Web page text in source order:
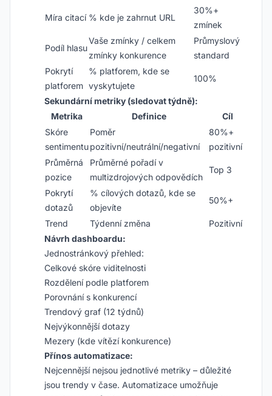
Míra citací % kde je zahrnut URL
30%+
zmínek
Podíl hlasu
Vaše zmínky / celkem
zmínky konkurence
Průmyslový
standard
Pokrytí
platforem
% platforem, kde se
vyskytujete
100%
Sekundární metriky (sledovat týdně):
Metrika
Definice
Cíl
Skóre
sentimentu
Poměr
pozitivní/neutrální/negativní
80%+
pozitivní
Průměrná
pozice
Průměrné pořadí v
multizdrojových odpovědích
Top 3
Pokrytí
dotazů
% cílových dotazů, kde se
objevíte
50%+
Trend Týdenní změna
Pozitivní
Návrh dashboardu:
Jednostránkový přehled:
Celkové skóre viditelnosti
Rozdělení podle platforem
Porovnání s konkurencí
Trendový graf (12 týdnů)
Nejvýkonnější dotazy
Mezery (kde vítězí konkurence)
Přínos automatizace:
Nejcennější nejsou jednotlivé metriky – důležité
jsou trendy v čase. Automatizace umožňuje